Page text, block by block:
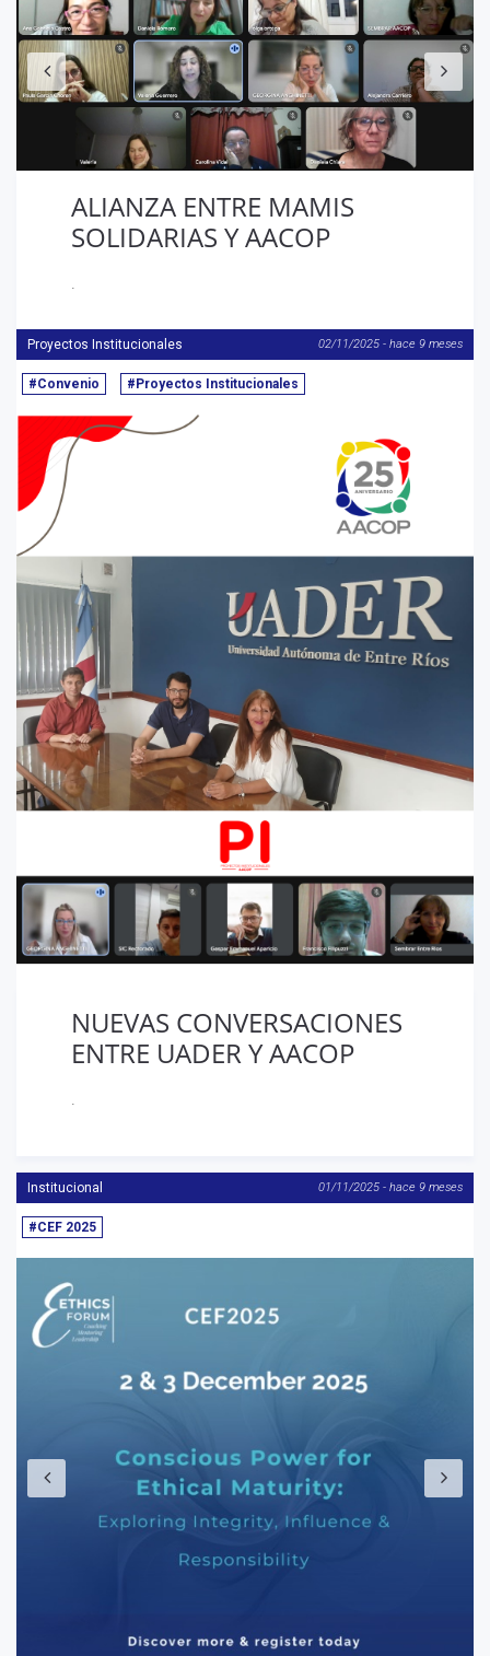
ALIANZA ENTRE MAMIS
SOLIDARIAS Y AACOP
.
Proyectos Institucionales 02/11/2025 - hace 9 meses
#Convenio #Proyectos Institucionales
NUEVAS CONVERSACIONES
ENTRE UADER Y AACOP
Institucional 01/11/2025 - hace 9 meses
#CEF 2025